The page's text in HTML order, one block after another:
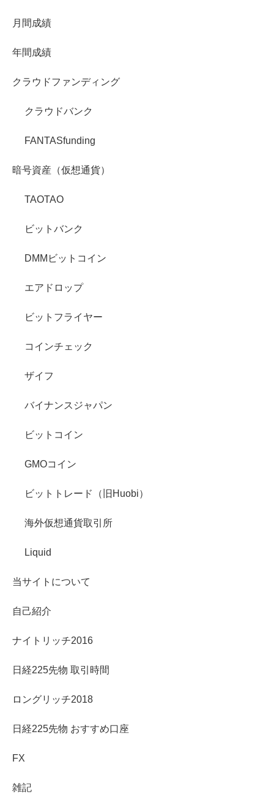
月間成績
年間成績
クラウドファンディング
クラウドバンク
FANTASfunding
暗号資産（仮想通貨）
TAOTAO
ビットバンク
DMMビットコイン
エアドロップ
ビットフライヤー
コインチェック
ザイフ
バイナンスジャパン
ビットコイン
GMOコイン
ビットトレード（旧Huobi）
海外仮想通貨取引所
Liquid
当サイトについて
自己紹介
ナイトリッチ2016
日経225先物 取引時間
ロングリッチ2018
日経225先物 おすすめ口座
FX
雑記